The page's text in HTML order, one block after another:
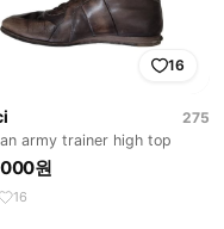
16
275
army trainer high top
원
16